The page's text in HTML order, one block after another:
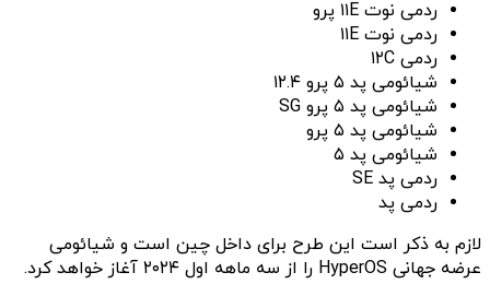
ردمی نوت ۱۱E پرو
ردمی نوت ۱۱E
ردمی ۱۲C
شیائومی پد ۵ پرو ۱۲.۴
شیائومی پد ۵ پرو SG
شیائومی پد ۵ پرو
شیائومی پد ۵
ردمی پد SE
ردمی پد
لازم به ذکر است این طرح برای داخل چین است و شیائومی
عرضه جهانی HyperOS را از سه ماهه اول ۲۰۲۴ آغاز خواهد کرد.